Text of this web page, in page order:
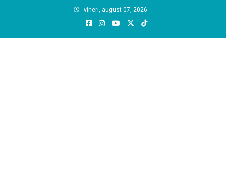
vineri, august 07, 2026